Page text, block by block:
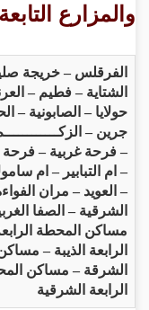
والمزارع
الفرقلس – خريجة
الشتاية – فطيم –
حولايا – الصابونية
جرين –
– فرحة غربية –
– ام التبابير – ام
– العويد – مران
الشرقية – الصفا
مساكن المحطة
الرابعة الذيبة –
الشرقة – مساكن
الرابعة الشرقية